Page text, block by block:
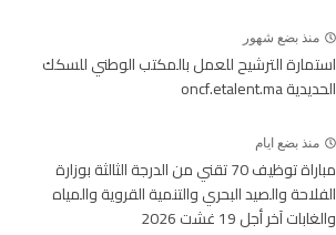
منذ بضع شهور
استمارة الترشيح للعمل بالمكتب الوطني للسكك
الحديدية oncf.etalent.ma
منذ بضع ايام
مباراة توظيف 70 تقني من الدرجة الثالثة بوزارة
الفلاحة والصيد البحري والتنمية القروية والمياه
والغابات آخر أجل 19 غشت 2026